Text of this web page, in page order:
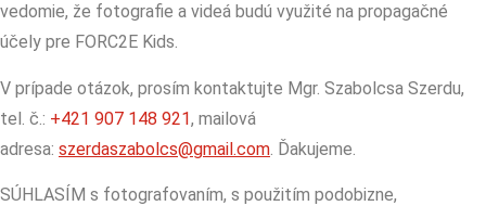
vedomie, že fotografie a videá budú využité na propagačné
účely pre FORC2E Kids.
V prípade otázok, prosím kontaktujte Mgr. Szabolcsa Szerdu,
tel. č.: +421 907 148 921, mailová
adresa: szerdaszabolcs@gmail.com . Ďakujeme.
SÚHLASÍM s fotografovaním, s použitím podobizne,